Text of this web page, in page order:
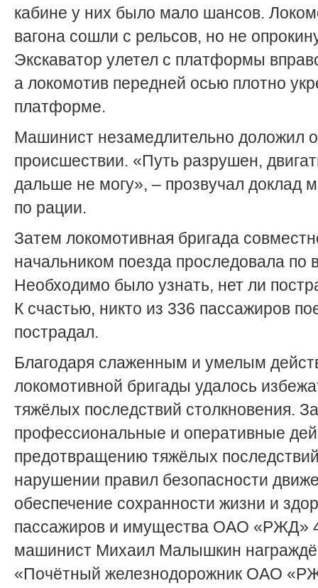
кабине у них было мало шансов.
вагона сошли с рельсов, но не
Экскаватор улетел с платформы
а локомотив передней осью плотно
платформе.
Машинист незамедлительно доложил о
происшествии. «Путь разрушен,
дальше не могу», – прозвучал доклад
по рации.
Затем локомотивная бригада
начальником поезда проследовала по
Необходимо было узнать, нет ли
К счастью, никто из 336 пассажиров
пострадал.
Благодаря слаженным и умелым
локомотивной бригады удалось
тяжёлых последствий столкновения. За
профессиональные и оперативные
предотвращению тяжёлых
нарушении правил безопасности
обеспечение сохранности жизни и
пассажиров и имущества ОАО «РЖД»
машинист Михаил Малышкин
«Почётный железнодорожник ОАО